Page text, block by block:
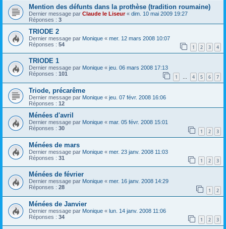
Mention des défunts dans la prothèse (tradition roumaine)
Dernier message par Claude le Liseur« dim. 10 mai 2009 19:27
Réponses : 3
TRIODE 2
Dernier message par Monique « mer. 12 mars 2008 10:07
Réponses : 54 1 2 3 4
TRIODE 1
Dernier message par Monique « jeu. 06 mars 2008 17:13
Réponses : 101 1 … 4 5 6 7
Triode, précarême
Dernier message par Monique « jeu. 07 févr. 2008 16:06
Réponses : 12
Ménées d'avril
Dernier message par Monique « mar. 05 févr. 2008 15:01
Réponses : 30 1 2 3
Ménées de mars
Dernier message par Monique « mer. 23 janv. 2008 11:03
Réponses : 31 1 2 3
Ménées de février
Dernier message par Monique « mer. 16 janv. 2008 14:29
Réponses : 28 1 2
Ménées de Janvier
Dernier message par Monique « lun. 14 janv. 2008 11:06
Réponses : 34 1 2 3